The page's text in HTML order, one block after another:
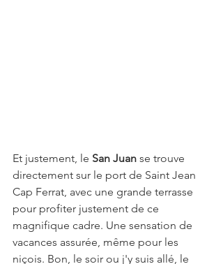
Et justement, le San Juan se trouve
directement sur le port de Saint Jean
Cap Ferrat, avec une grande terrasse
pour profiter justement de ce
magnifique cadre. Une sensation de
vacances assurée, même pour les
niçois. Bon, le soir ou j'y suis allé, le